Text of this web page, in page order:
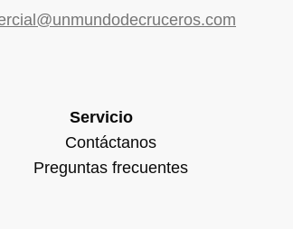
Servicio
Contáctanos
Preguntas frecuentes